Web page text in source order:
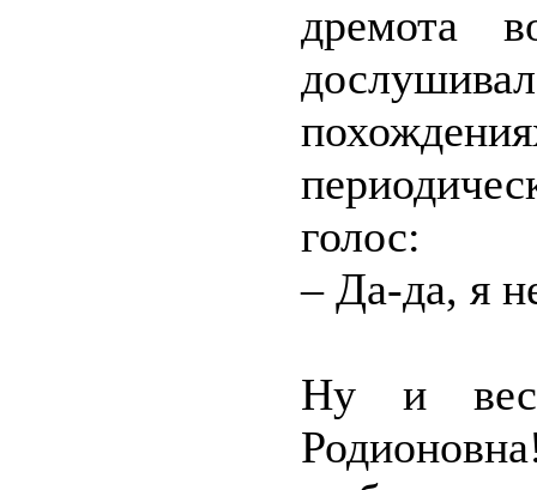
дремота
голос:
– Да-да, я
Ну и